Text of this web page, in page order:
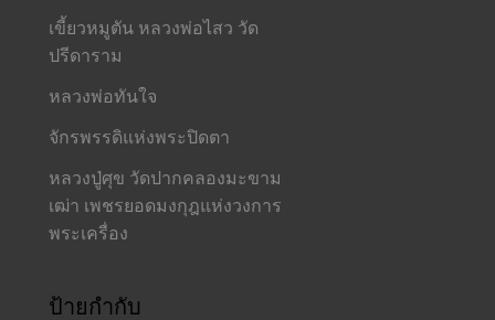
เขี้ยวหมูตัน หลวงพ่อไสว วัด
ปรีดาราม
หลวงพ่อทันใจ
จักรพรรดิแห่งพระปิดตา
หลวงปู่ศุข วัดปากคลองมะขาม
เฒ่า เพชรยอดมงกุฎแห่งวงการ
พระเครื่อง
ป้ายกำกับ